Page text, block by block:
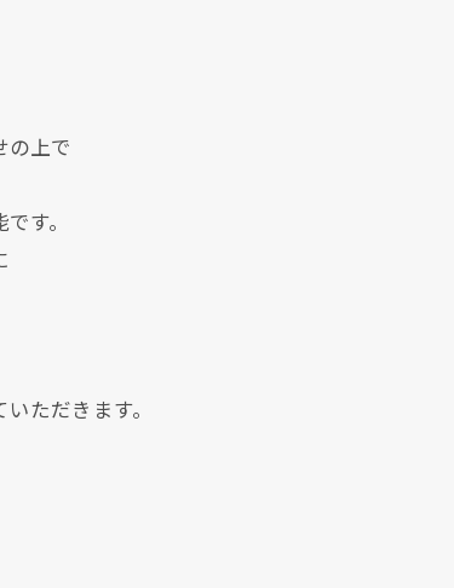
の上で
す。
ただきます。